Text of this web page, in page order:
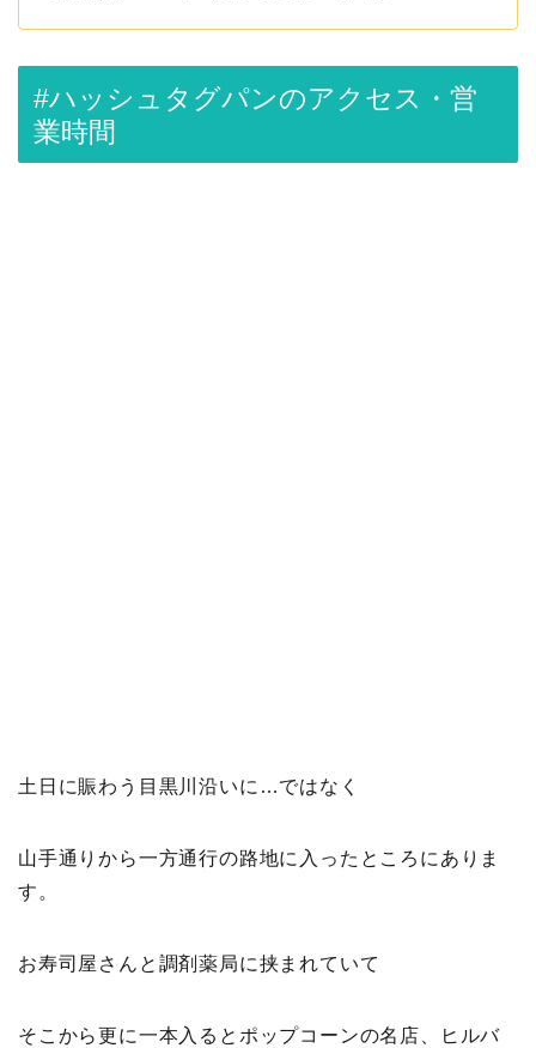
#ハッシュタグパンのアクセス・営
業時間
土日に賑わう目黒川沿いに…ではなく
山手通りから一方通行の路地に入ったところにありま
す。
お寿司屋さんと調剤薬局に挟まれていて
そこから更に一本入るとポップコーンの名店、ヒルバ